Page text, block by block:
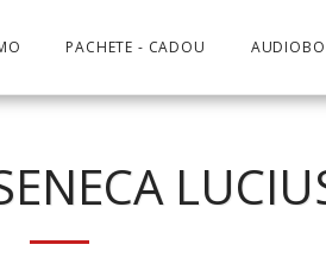
PACHETE - CADOU